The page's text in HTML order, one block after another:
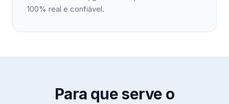
100% real e confiável.
Para que serve o